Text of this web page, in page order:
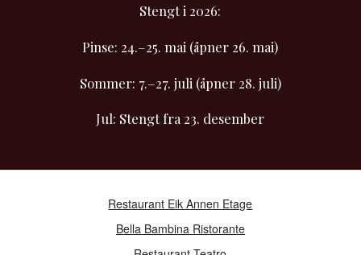
Stengt i 2026:
Pinse: 24.–25. mai (åpner 26. mai)
Sommer: 7.–27. juli (åpner 28. juli)
Jul: Stengt fra 23. desember
Restaurant Eik Annen Etage
Bella Bambina Ristorante